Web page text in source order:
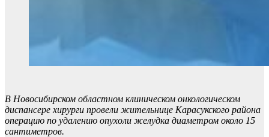
В Новосибирском областном клиническом онкологическом
диспансере хирурги провели жительнице Карасукского района
операцию по удалению опухоли желудка диаметром около 15
сантиметров.